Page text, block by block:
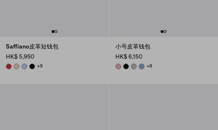
Saffiano皮革短钱包
HK$ 5,950
FIERY RED
POWDER PINK
PALE BLUE
BLACK
+9
小号皮革钱包
HK$ 6,150
ROSY BLUSH
BLACKDARK GREY
AVIATOR BLUE
+8